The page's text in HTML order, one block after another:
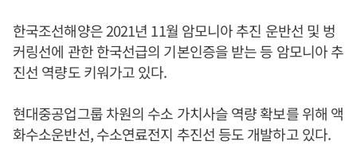
한국조선해양은 2021년 11월 암모니아 추진 운반선 및 벙
커링선에 관한 한국선급의 기본인증을 받는 등 암모니아 추
진선 역량도 키워가고 있다.
현대중공업그룹 차원의 수소 가치사슬 역량 확보를 위해 액
화수소운반선, 수소연료전지 추진선 등도 개발하고 있다.